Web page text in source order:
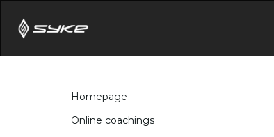
Homepage
Online coachings